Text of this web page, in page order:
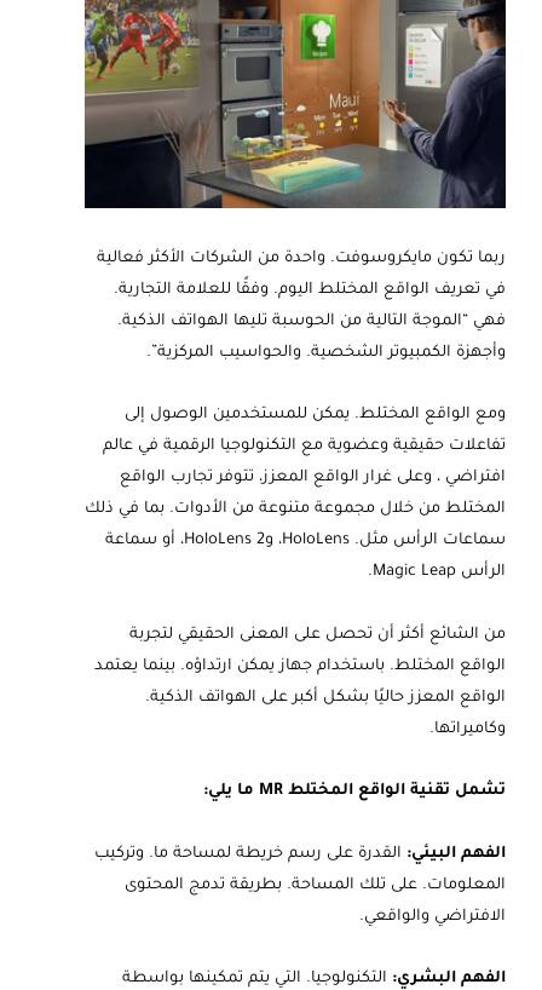
ربما تكون مايكروسوفت. واحدة من الشركات الأكثر فعالية
في تعريف الواقع المختلط اليوم. وفقًا للعلامة التجارية.
فهي “الموجة التالية من الحوسبة تليها الهواتف الذكية.
وأجهزة الكمبيوتر الشخصية. والحواسيب المركزية”.
ومع الواقع المختلط. يمكن للمستخدمين الوصول إلى
تفاعلات حقيقية وعضوية مع التكنولوجيا الرقمية في عالم
افتراضي ، وعلى غرار الواقع المعزز، تتوفر تجارب الواقع
المختلط من خلال مجموعة متنوعة من الأدوات. بما في ذلك
سماعات الرأس مثل. HoloLens، وHoloLens 2، أو سماعة
الرأس Magic Leap.
من الشائع أكثر أن تحصل على المعنى الحقيقي لتجربة
الواقع المختلط. باستخدام جهاز يمكن ارتداؤه. بينما يعتمد
الواقع المعزز حاليًا بشكل أكبر على الهواتف الذكية.
وكاميراتها.
تشمل تقنية الواقع المختلط MR ما يلي:
الفهم البيئي: القدرة على رسم خريطة لمساحة ما. وتركيب
المعلومات. على تلك المساحة. بطريقة تدمج المحتوى
الافتراضي والواقعي.
الفهم البشري: التكنولوجيا. التي يتم تمكينها بواسطة